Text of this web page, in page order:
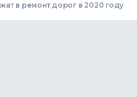
в ремонт дорог в 2020 году